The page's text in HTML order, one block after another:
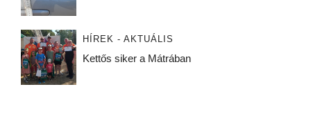
HÍREK - AKTUÁLIS
Kettős siker a Mátrában